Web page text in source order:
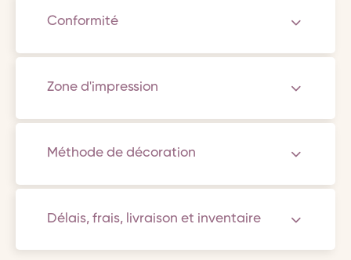
Conformité
Zone d'impression
Méthode de décoration
Délais, frais, livraison et inventaire